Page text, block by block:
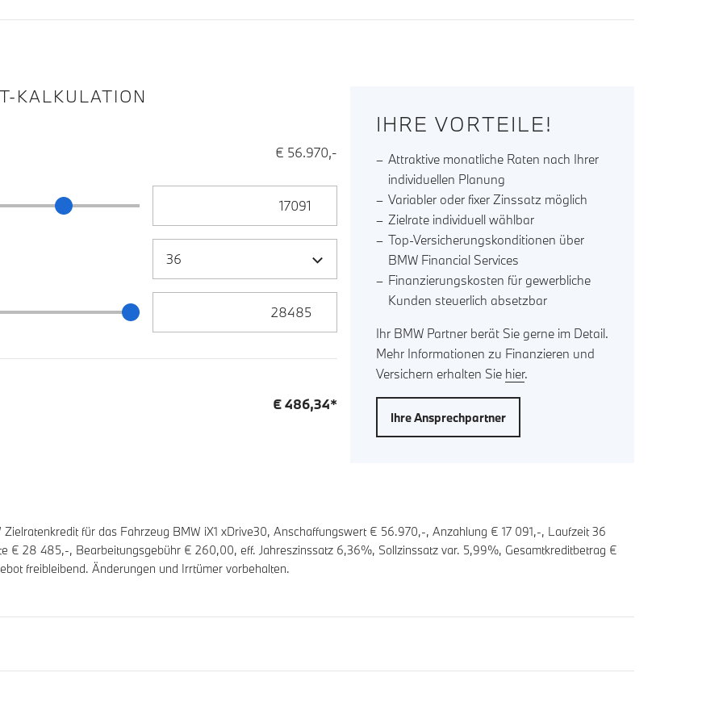
KALKULATION
€ 56.970,-
Schieberegler
Schieberegler
€486,34*
für das Fahrzeug BMW iX1 xDrive30, Anschaffungswert € 56.970,-, Anzahlung € 17 091,-, Laufzeit36
€ 28 485,-, Bearbeitungsgebühr € 260,00, eff. Jahreszinssatz 6,36%, Sollzinssatz var. 5,99%, Gesamtkreditbetrag €
freibleibend. Änderungen und Irrtümer vorbehalten.
IHRE VORTEILE!
Attraktive monatliche Raten nach Ihrer
individuellen Planung
Variabler oder fixer Zinssatz möglich
Zielrate individuell wählbar
Top-Versicherungskonditionen über
BMW Financial Services
Finanzierungskosten für gewerbliche
Kunden steuerlich absetzbar
Ihr BMW Partner berät Sie gerne im Detail.
Mehr Informationen zu Finanzieren und
Versichern erhalten Sie hier.
Ihre Ansprechpartner